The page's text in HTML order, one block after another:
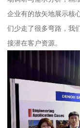
企业有的放矢地展示核
们少走了很多弯路，我
接潜在客户资源。